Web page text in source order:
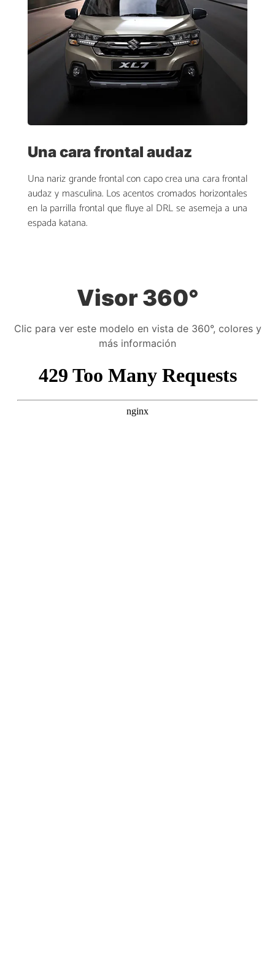
Una cara frontal audaz
Una nariz grande frontal con capo crea una cara frontal
audaz y masculina. Los acentos cromados horizontales
en la parrilla frontal que fluye al DRL se asemeja a una
espada katana.
Visor 360°
Clic para ver este modelo en vista de 360°, colores y
más información